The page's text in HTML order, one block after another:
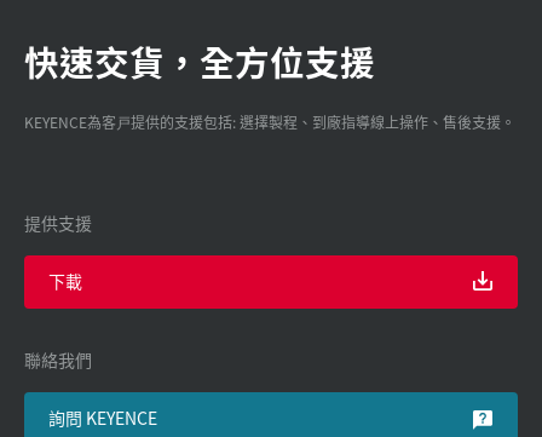
快速交貨，全方位支援
KEYENCE為客戸提供的支援包括: 選擇製程、到廠指導線上操作、售後支援。
提供支援
下載
聯絡我們
詢問 KEYENCE